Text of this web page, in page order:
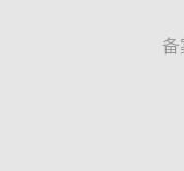
备